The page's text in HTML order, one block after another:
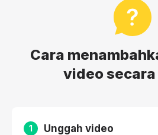
Cara
video
1 Unggah video